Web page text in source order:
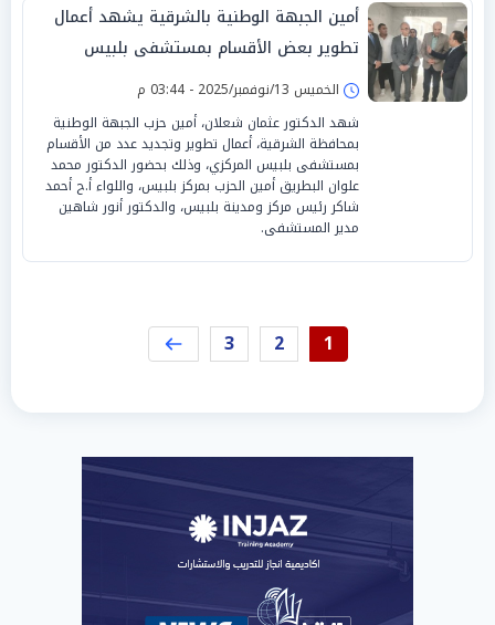
أمين الجبهة الوطنية بالشرقية يشهد أعمال
تطوير بعض الأقسام بمستشفى بلبيس
المركزيالخميس 13/نوفمبر/2025 - 03:44 م
شهد الدكتور عثمان شعلان، أمين حزب الجبهة الوطنية
بمحافظة الشرقية، أعمال تطوير وتجديد عدد من الأقسام
بمستشفى بلبيس المركزي، وذلك بحضور الدكتور محمد
علوان البطريق أمين الحزب بمركز بلبيس، واللواء أ.ح أحمد
شاكر رئيس مركز ومدينة بلبيس، والدكتور أنور شاهين
مدير المستشفى.
1
2
3